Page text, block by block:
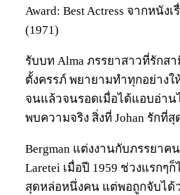
Award: Best Actress จากหนังเ
(1971)
รับบท Alma ภรรยาสาวที่รักส
ตั้งครรภ์ พยายามทำทุกอย่างใ
จนแล้วจนรอดเมื่อได้แอบอ่า
พบความจริง สิ่งที่ Johan รักที่
Bergman แต่งงานกับภรรยาค
Laretei เมื่อปี 1959 ช่วงแรกๆ
สุดหล่อหนึ่งคน แต่พอถูกจับได้